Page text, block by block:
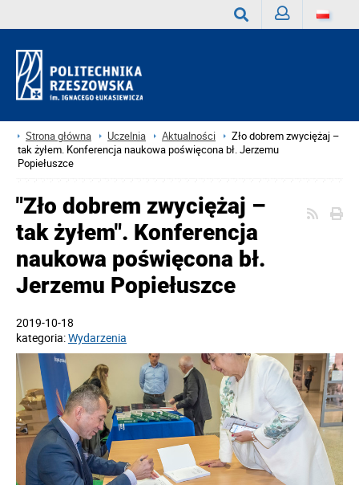
Strona główna Uczelnia Aktualności
Zło dobrem zwyciężaj –
tak żyłem. Konferencja naukowa poświęcona bł. Jerzemu
Popiełuszce
"Zło dobrem zwyciężaj –
tak żyłem". Konferencja
naukowa poświęcona bł.
Jerzemu Popiełuszce
2019-10-18
kategoria:Wydarzenia